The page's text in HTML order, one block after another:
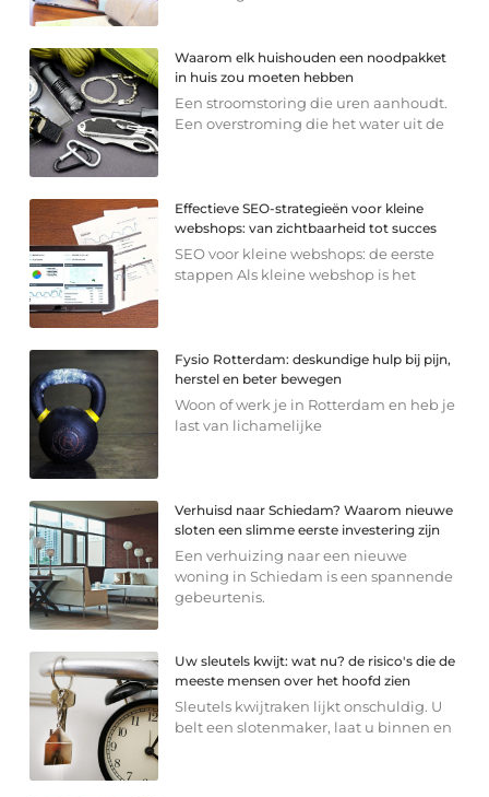
Waarom elk huishouden een noodpakket
in huis zou moeten hebben
Een stroomstoring die uren aanhoudt.
Een overstroming die het water uit de
Effectieve SEO-strategieën voor kleine
webshops: van zichtbaarheid tot succes
SEO voor kleine webshops: de eerste
stappen Als kleine webshop is het
Fysio Rotterdam: deskundige hulp bij pijn,
herstel en beter bewegen
Woon of werk je in Rotterdam en heb je
last van lichamelijke
Verhuisd naar Schiedam? Waarom nieuwe
sloten een slimme eerste investering zijn
Een verhuizing naar een nieuwe
woning in Schiedam is een spannende
gebeurtenis.
Uw sleutels kwijt: wat nu? de risico's die de
meeste mensen over het hoofd zien
Sleutels kwijtraken lijkt onschuldig. U
belt een slotenmaker, laat u binnen en